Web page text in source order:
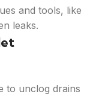
and tools, like
leaks.
to unclog drains